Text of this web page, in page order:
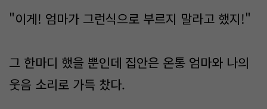
"이게! 엄마가 그런식으로 부르지 말라고 했지!"
그 한마디 했을 뿐인데 집안은 온통 엄마와 나의
웃음 소리로 가득 찼다.